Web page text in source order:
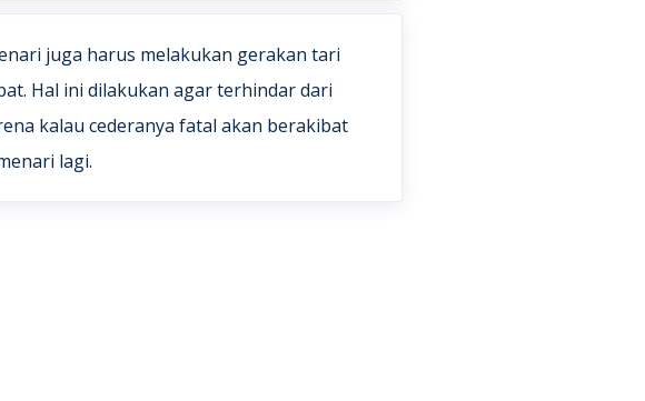
juga harus melakukan gerakan tari
Hal ini dilakukan agar terhindar dari
kalau cederanya fatal akan berakibat
lagi.